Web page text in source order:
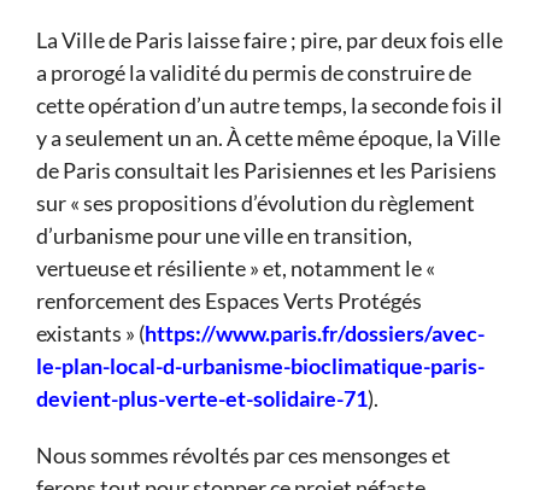
La Ville de Paris laisse faire ; pire, par deux fois elle
a prorogé la validité du permis de construire de
cette opération d’un autre temps, la seconde fois il
y a seulement un an. À cette même époque, la Ville
de Paris consultait les Parisiennes et les Parisiens
sur « ses propositions d’évolution du règlement
d’urbanisme pour une ville en transition,
vertueuse et résiliente » et, notamment le «
renforcement des Espaces Verts Protégés
existants » (https://www.paris.fr/dossiers/avec-
le-plan-local-d-urbanisme-bioclimatique-paris-
devient-plus-verte-et-solidaire-71).
Nous sommes révoltés par ces mensonges et